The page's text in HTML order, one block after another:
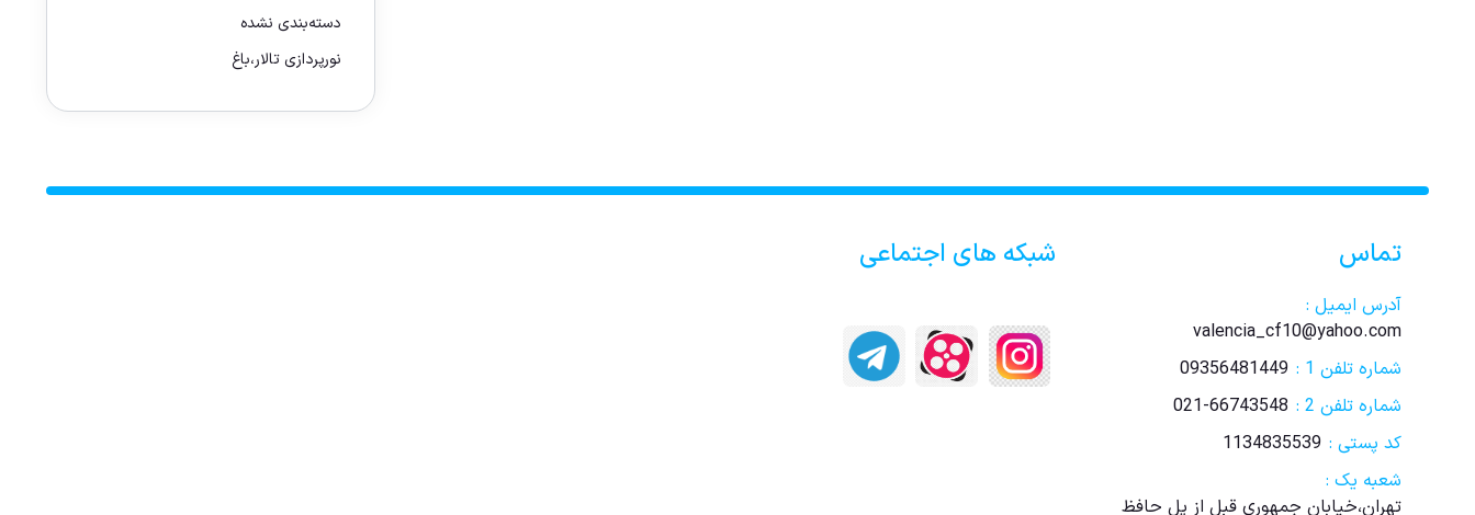
دسته‌بندی نشده
نورپردازی تالار،باغ
تماس
آدرس ایمیل :
valencia_cf10@yahoo.com
شماره تلفن 1 :
09356481449
شماره تلفن 2 :
021-66743548
کد پستی : 1134835539
شعبه یک :
تهران،خیابان جمهوری قبل از پل حافظ
شبکه های اجتماعی